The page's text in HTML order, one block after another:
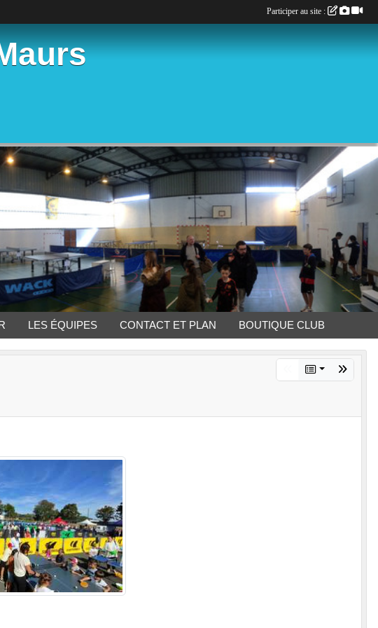
LES ÉQUIPES CONTACT ET PLAN BOUTIQUE CLUB
Participer au site :